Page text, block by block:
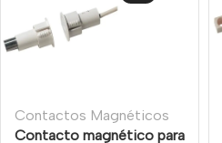
Contactos Magnéticos
Contacto magnético para